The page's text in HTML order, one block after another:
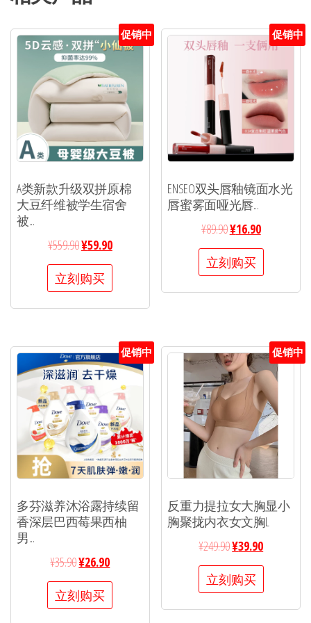
促销中
A类新款升级双拼原棉
大豆纤维被学生宿舍
被...
¥559.90¥59.90
立刻购买
促销中
ENSEO双头唇釉镜面水光
唇蜜雾面哑光唇...
¥89.90¥16.90
立刻购买
促销中
多芬滋养沐浴露持续留
香深层巴西莓果西柚
男...
¥35.90¥26.90
立刻购买
促销中
反重力提拉女大胸显小
胸聚拢内衣女文胸L
¥249.90¥39.90
立刻购买